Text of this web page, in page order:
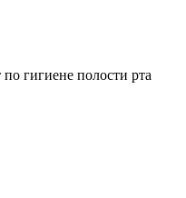
гигиене полости рта